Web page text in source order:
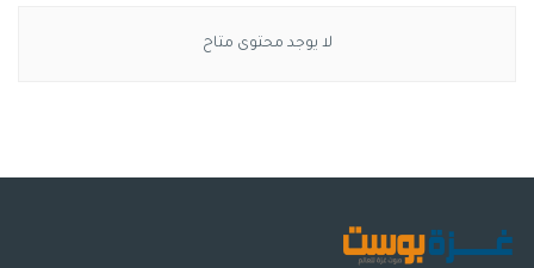
لا يوجد محتوى متاح